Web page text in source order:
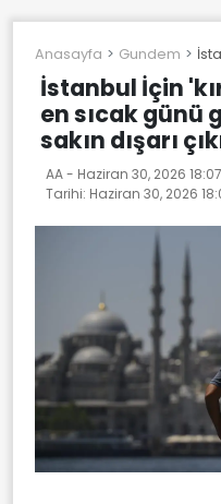
Anasayfa Gundem
İstanbul İçin
en sıcak günü
sakın dışarı
AA - Haziran 30, 2026 18:07
Tarihi: Haziran 30, 2026